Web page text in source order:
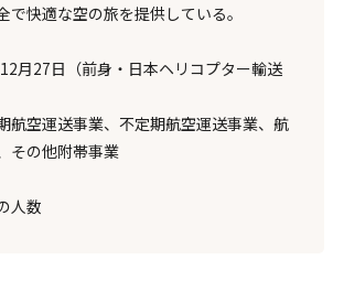
で快適な空の旅を提供している。
月27日（前身・日本ヘリコプター輸送
航空運送事業、不定期航空運送事業、航
その他附帯事業
人数